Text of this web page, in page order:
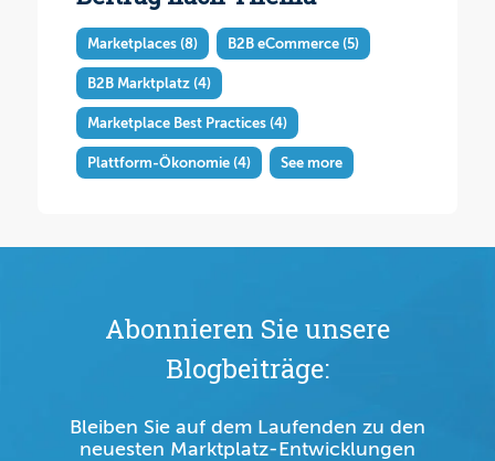
Marketplaces (8) B2B eCommerce (5)
B2B Marktplatz (4)
Marketplace Best Practices (4)
Plattform-Ökonomie (4) See more
Abonnieren Sie unsere
Blogbeiträge:
Bleiben Sie auf dem Laufenden zu den
neuesten Marktplatz-Entwicklungen